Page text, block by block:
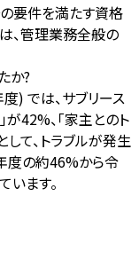
要件を満たす資格
、管理業務全般の
か?
) では、サブリース
42%、「家主とのト
て、トラブルが発生
度の約46%から令
ます。